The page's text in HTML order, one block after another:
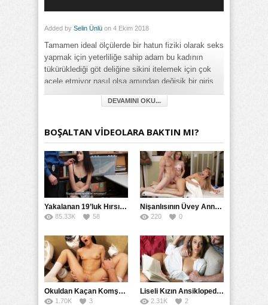
Added by Selin Ünlü on 4 Ekim 2018
Tamamen ideal ölçülerde bir hatun fiziki olarak seks
yapmak için yeterliliğe sahip adam bu kadının
tükürüklediği göt deliğine sikini itelemek için çok
acele etmiyor nasıl olsa amından değişik bir giriş
yaptı şimdi sadece kadının kıvama gelmesini
bekliyor o elektriği aldığı vakit hatunun göt deliğine
rengi değişiyor o zamana kadar neler oluyor
görelim…
Category:
Anal
Filmler Full HD,İlginç,Latin ,Mobil ,Olgun,Oral Seks,
Playboy ,Rokettube,Sarışın, ,Uzun Konulu ,Yabancı
DEVAMINI OKU...
BOŞALTAN VİDEOLARA BAKTIN MI?
Yakalanan 19’luk Hırsız Bedelini Amıyla Ödedi
85.33K 58
Nişanlısının Üvey Annesine Masaj Yaparken Yarağı Kaydı
220 0
Okuldan Kaçan Komşu Kızını Bakire Sanıp Götten Sikti
1.70K 3
Liseli Kızın Ansiklopedisini Kitap Gibi Tane Tane Okudu
2.31K 2